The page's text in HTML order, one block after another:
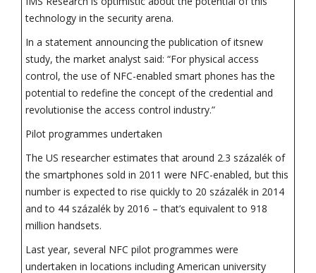
technology in the security arena.
In a statement announcing the publication of itsnew
study, the market analyst said: “For physical access
control, the use of NFC-enabled smart phones has the
potential to redefine the concept of the credential and
revolutionise the access control industry.”
Pilot programmes undertaken
The US researcher estimates that around 2.3 százalék of
the smartphones sold in 2011 were NFC-enabled, but this
number is expected to rise quickly to 20 százalék in 2014
and to 44 százalék by 2016 – that’s equivalent to 918
million handsets.
Last year, several NFC pilot programmes were
undertaken in locations including American university